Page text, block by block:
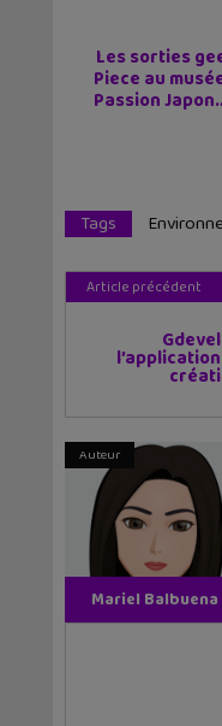
Les sorties
Piece au
Passion
Tags
Article précédent
Auteur
Mariel Balbuena